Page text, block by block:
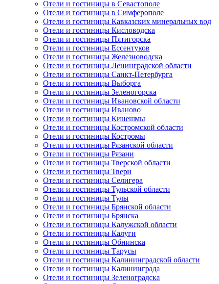
Отели и гостиницы в Севастополе
Отели и гостиницы в Симферополе
Отели и гостиницы Кавказских минеральных вод
Отели и гостиницы Кисловодска
Отели и гостиницы Пятигорска
Отели и гостиницы Ессентуков
Отели и гостиницы Железноводска
Отели и гостиницы Ленинградской области
Отели и гостиницы Санкт-Петербурга
Отели и гостиницы Выборга
Отели и гостиницы Зеленогорска
Отели и гостиницы Ивановской области
Отели и гостиницы Иваново
Отели и гостиницы Кинешмы
Отели и гостиницы Костромской области
Отели и гостиницы Костромы
Отели и гостиницы Рязанской области
Отели и гостиницы Рязани
Отели и гостиницы Тверской области
Отели и гостиницы Твери
Отели и гостиницы Селигера
Отели и гостиницы Тульской области
Отели и гостиницы Тулы
Отели и гостиницы Брянской области
Отели и гостиницы Брянска
Отели и гостиницы Калужской области
Отели и гостиницы Калуги
Отели и гостиницы Обнинска
Отели и гостиницы Тарусы
Отели и гостиницы Калининградской области
Отели и гостиницы Калининграда
Отели и гостиницы Зеленоградска